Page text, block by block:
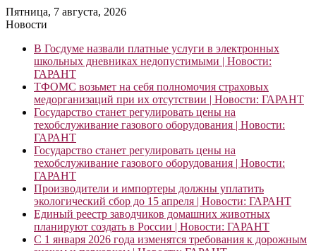
Пятница, 7 августа, 2026
Новости
В Госдуме назвали платные услуги в электронных
школьных дневниках недопустимыми | Новости:
ГАРАНТ
ТФОМС возьмет на себя полномочия страховых
медорганизаций при их отсутствии | Новости: ГАРАНТ
Государство станет регулировать цены на
техобслуживание газового оборудования | Новости:
ГАРАНТ
Государство станет регулировать цены на
техобслуживание газового оборудования | Новости:
ГАРАНТ
Производители и импортеры должны уплатить
экологический сбор до 15 апреля | Новости: ГАРАНТ
Единый реестр заводчиков домашних животных
планируют создать в России | Новости: ГАРАНТ
С 1 января 2026 года изменятся требования к дорожным